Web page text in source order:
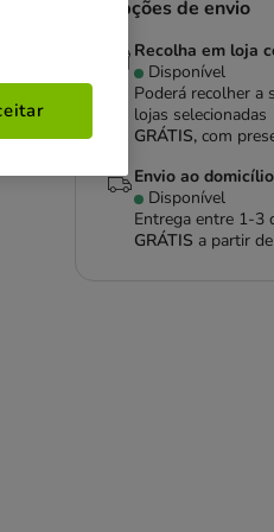
Opções de envio
Recolha em loja
Disponível
Poderá recolher a
lojas selecionadas
GRÁTIS,com
Envio ao domicílio
Disponível
Entrega entre 1-3
GRÁTIS a partir